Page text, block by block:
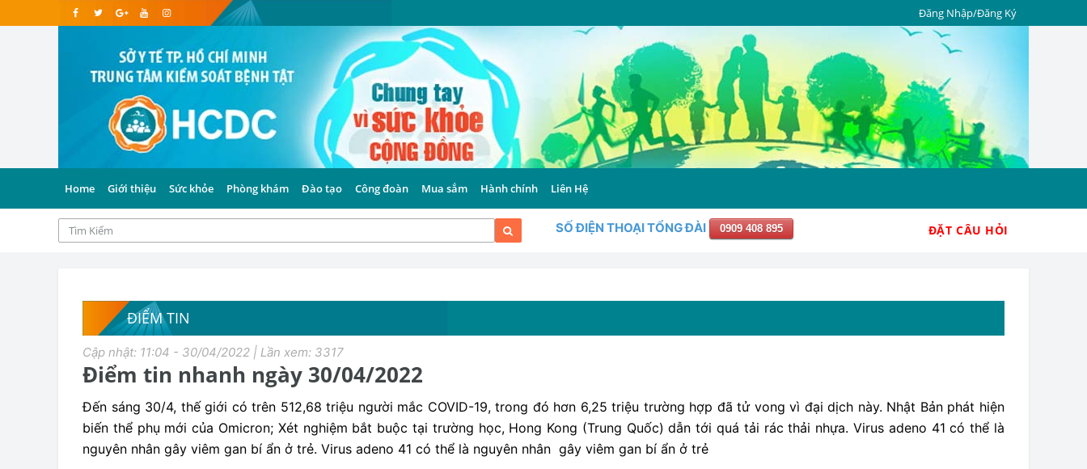
Đăng Nhập/Đăng Ký
Home Giới thiệu Sức khỏe Phòng khám Đào tạo Công đoàn Mua sắm Hành chính Liên Hệ
SỐ ĐIỆN THOẠI TỔNG ĐÀI 0909 408 895 ĐẶT CÂU HỎI
ĐIỂM TIN
Cập nhật: 11:04 - 30/04/2022 | Lần xem: 3317
Điểm tin nhanh ngày 30/04/2022
Đến sáng 30/4, thế giới có trên 512,68 triệu người mắc COVID-19, trong đó hơn 6,25 triệu trường hợp đã tử vong vì đại dịch này. Nhật Bản phát hiện
biến thể phụ mới của Omicron; Xét nghiệm bắt buộc tại trường học, Hong Kong (Trung Quốc) dẫn tới quá tải rác thải nhựa. Virus adeno 41 có thể là
nguyên nhân gây viêm gan bí ẩn ở trẻ. Virus adeno 41 có thể là nguyên nhân gây viêm gan bí ẩn ở trẻ